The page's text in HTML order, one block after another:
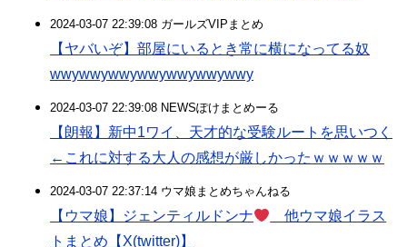
2024-03-07 22:39:08 ガールズVIPまとめ
【ヤバいぞ】部屋にいるとき常に横になってる奴
wwywwywwywwywwywwywwy
2024-03-07 22:39:08 NEWSぽけまとめーる
【朗報】新中1ワイ、天才的な受験ルートを思いつく
←これに対する大人の感想が厳しかったｗｗｗｗｗ
2024-03-07 22:37:14 ウマ娘まとめちゃんねる
【ウマ娘】ジェンティルドンナ
他ウマ娘イラス
トまとめ【X(twitter)】